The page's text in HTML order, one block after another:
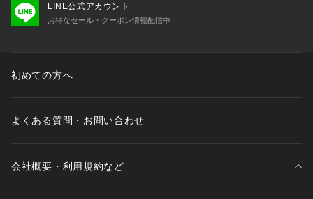
LINE公式アカウント
お得なセール・クーポン情報配信中
初めての方へ
よくある質問・お問い合わせ
会社概要・利用規約など